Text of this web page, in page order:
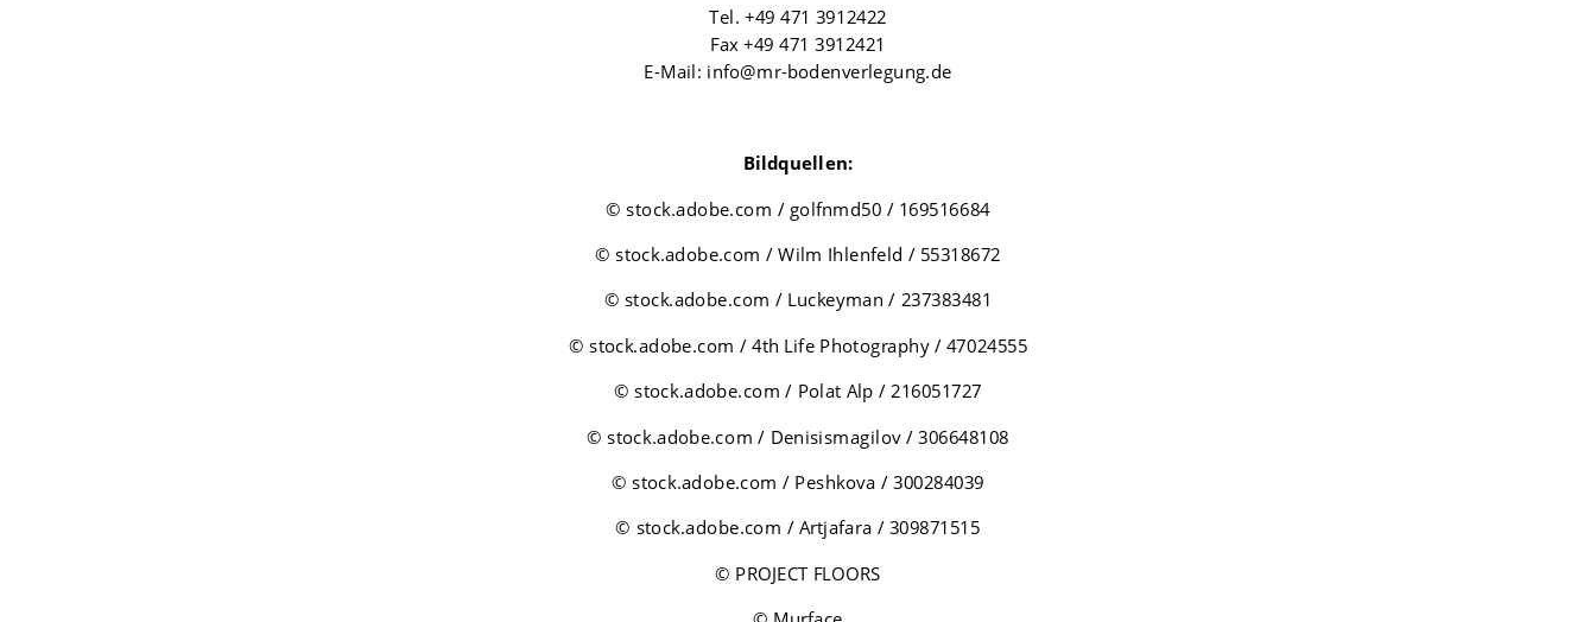
Tel.+49 471 3912422
Fax +49 471 3912421
E-Mail: info@mr-bodenverlegung.de
Bildquellen:
© stock.adobe.com / golfnmd50 / 169516684
© stock.adobe.com / Wilm Ihlenfeld / 55318672
© stock.adobe.com / Luckeyman / 237383481
© stock.adobe.com / 4th Life Photography / 47024555
© stock.adobe.com / Polat Alp / 216051727
© stock.adobe.com / Denisismagilov / 306648108
© stock.adobe.com / Peshkova / 300284039
© stock.adobe.com / Artjafara / 309871515
© PROJECT FLOORS